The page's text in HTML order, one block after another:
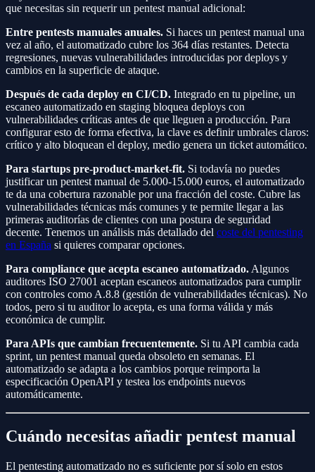
que necesitas sin requerir un pentest manual adicional:
Entre pentests manuales anuales. Si haces un pentest manual una
vez al año, el automatizado cubre los 364 días restantes. Detecta
regresiones, nuevas vulnerabilidades introducidas por deploys y
cambios en la superficie de ataque.
Después de cada deploy en CI/CD. Integrado en tu pipeline, un
escaneo automatizado en staging bloquea deploys con
vulnerabilidades críticas antes de que lleguen a producción. Para
configurar esto de forma efectiva, la clave es definir umbrales claros:
crítico y alto bloquean el deploy, medio genera un ticket automático.
Para startups pre-product-market-fit. Si todavía no puedes
justificar un pentest manual de 5.000-15.000 euros, el automatizado
te da una cobertura razonable por una fracción del coste. Cubre las
vulnerabilidades técnicas más comunes y te permite llegar a las
primeras auditorías de clientes con una postura de seguridad
decente. Tenemos un análisis más detallado del coste del pentesting
en España si quieres comparar opciones.
Para compliance que acepta escaneo automatizado. Algunos
auditores ISO 27001 aceptan escaneos automatizados para cumplir
con controles como A.8.8 (gestión de vulnerabilidades técnicas). No
todos, pero si tu auditor lo acepta, es una forma válida y más
económica de cumplir.
Para APIs que cambian frecuentemente. Si tu API cambia cada
sprint, un pentest manual queda obsoleto en semanas. El
automatizado se adapta a los cambios porque reimporta la
especificación OpenAPI y testea los endpoints nuevos
automáticamente.
Cuándo necesitas añadir pentest manual
El pentesting automatizado no es suficiente por sí solo en estos